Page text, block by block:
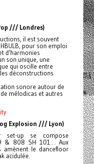
/// Londres)
il est souvent
pour son emploi
d’harmonies
son unique, une
qui oscille entre
déconstructions
sonore autour de
mélodicas et autres
Explosion /// Lyon)
set-up se compose
& 808 SH 101… Aux
amènent le dancefloor
acidulée.